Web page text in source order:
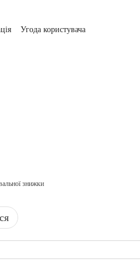
Угода користувача
знижки